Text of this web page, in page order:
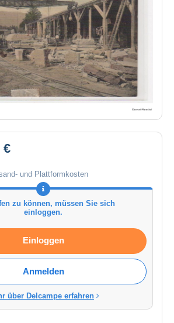
€
und Plattformkosten
zu können, müssen Sie sich
einloggen.
Einloggen
Anmelden
über Delcampe erfahren